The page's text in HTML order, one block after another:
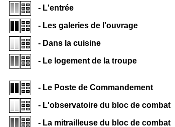
- L'entrée
- Les galeries de l'ouvrage
- Dans la cuisine
- Le logement de la troupe
- Le Poste de Commandement
- L'observatoire du bloc de combat
- La mitrailleuse du bloc de combat